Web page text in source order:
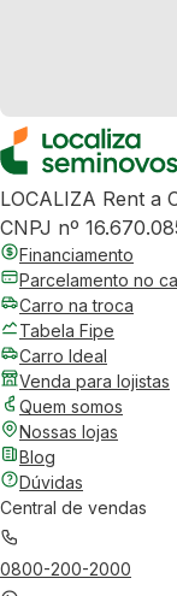
LOCALIZA Rent a
CNPJ nº
Financiamento
Parcelamento no
Carro na troca
Tabela Fipe
Carro Ideal
Venda para lojistas
Quem somos
Nossas lojas
Blog
Dúvidas
Central de vendas
0800-200-2000